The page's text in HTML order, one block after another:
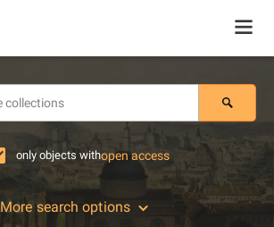
only objects withopen access
More search options